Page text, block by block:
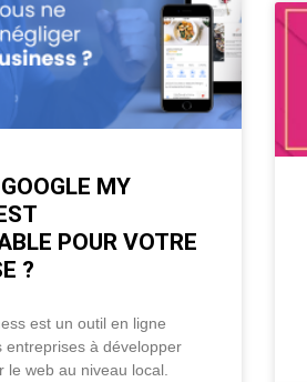
MY
POUR VOTRE
?
est un outil en ligne
entreprises à développer
le web au niveau local.